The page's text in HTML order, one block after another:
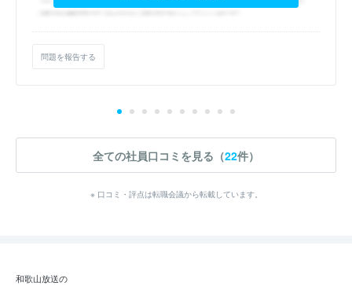
問題を報告する
全ての社員口コミを見る（22件）
※ 口コミ・評点は転職会議から転載しています。
和歌山放送の